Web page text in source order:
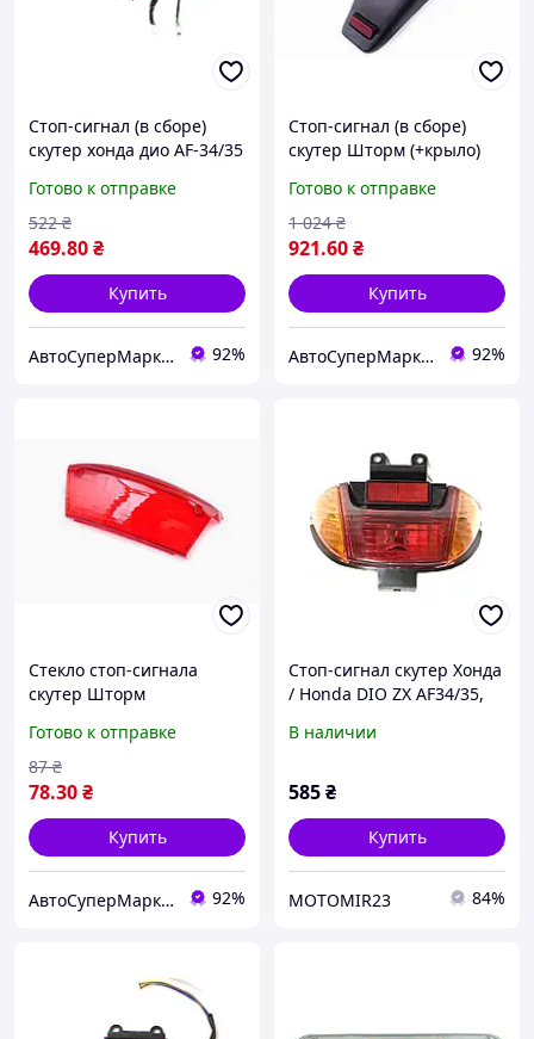
Стоп-сигнал (в сборе)
скутер хонда дио AF-34/35
Готово к отправке
469.80₴
522 ₴
Купить
АвтоСуперМаркет 92%
Стоп-сигнал (в сборе)
скутер Шторм (+крыло)
Готово к отправке
921.60₴
1 024 ₴
Купить
АвтоСуперМаркет 92%
Стекло стоп-сигнала
скутер Шторм
Готово к отправке
78.30₴
87 ₴
Купить
АвтоСуперМаркет 92%
Стоп-сигнал скутер Хонда
/ Honda DIO ZX AF34/35,
В наличии
585₴
Купить
MOTOMIR23 84%